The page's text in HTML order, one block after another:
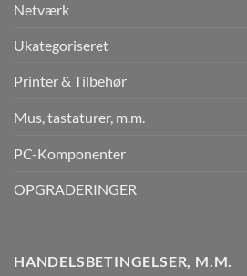
Netværk
Ukategoriseret
Printer & Tilbehør
Mus, tastaturer, m.m.
PC-Komponenter
OPGRADERINGER
HANDELSBETINGELSER, M.M.